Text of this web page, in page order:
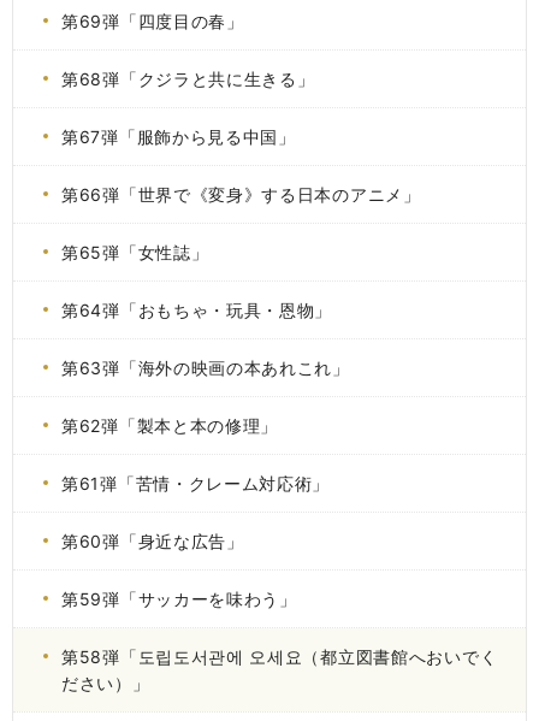
第69弾「四度目の春」
第68弾「クジラと共に生きる」
第67弾「服飾から見る中国」
第66弾「世界で《変身》する日本のアニメ」
第65弾「女性誌」
第64弾「おもちゃ・玩具・恩物」
第63弾「海外の映画の本あれこれ」
第62弾「製本と本の修理」
第61弾「苦情・クレーム対応術」
第60弾「身近な広告」
第59弾「サッカーを味わう」
第58弾「도립도서관에 오세요（都立図書館へおいでく
ださい）」